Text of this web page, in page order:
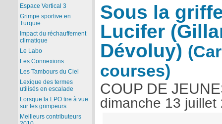
Sous la
Lucifer
Dévoluy)
courses)
COUP DE
dimanche 13 juillet
Espace Vertical 3
Grimpe sportive en
Turquie
Impact du réchauffement
climatique
Le Labo
Les Connexions
Les Tambours du Ciel
Lexique des termes
utilisés en escalade
Lorsque la LPO tire à vue
sur les grimpeurs
Meilleurs contributeurs